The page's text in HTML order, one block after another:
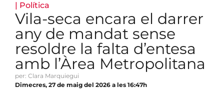
| Política
Vila-seca encara el darrer
any de mandat sense
resoldre la falta d’entesa
amb l’Àrea Metropolitana
per: Clara Marquiegui
Dimecres, 27 de maig del 2026 a les 16:47h